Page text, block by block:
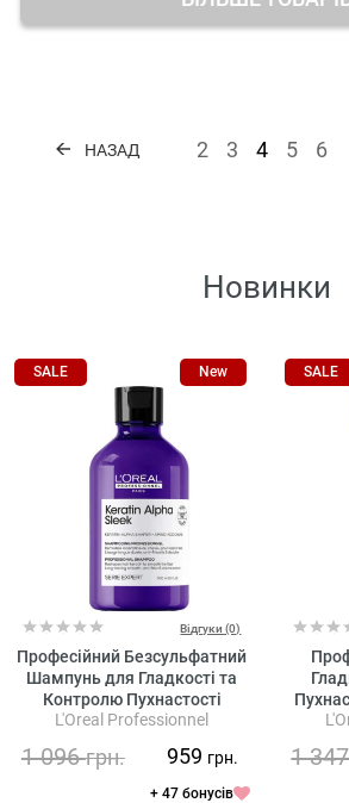
НАЗАД 2 3 4 5 6
Новинки
SALE New
Відгуки (0)
Професійний Безсульфатний
Шампунь для Гладкості та
Контролю Пухнастості
Волосся L'oreal Professionnel
Sleek Professional Shampoo
L'Oreal Professionnel
1 096грн. 959 грн.
+ 47 бонусів
SALE
1